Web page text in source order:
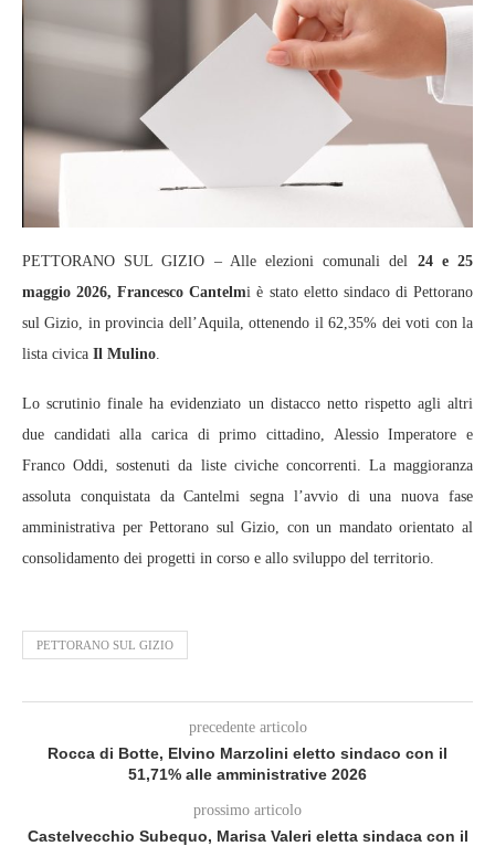
PETTORANO SUL GIZIO – Alle elezioni comunali del
24 e 25
maggio 2026, Francesco Cantelmi è stato eletto sindaco di Pettorano
sul Gizio, in provincia dell’Aquila, ottenendo il 62,35% dei voti con la
lista civica Il Mulino
Lo scrutinio finale ha evidenziato un distacco netto rispetto agli altri
due candidati alla carica di primo cittadino, Alessio Imperatore e
Franco Oddi, sostenuti da liste civiche concorrenti. La maggioranza
assoluta conquistata da Cantelmi segna l’avvio di una nuova fase
amministrativa per Pettorano sul Gizio, con un mandato orientato al
consolidamento dei progetti in corso e allo sviluppo del territorio.
PETTORANO SUL GIZIO
precedente articolo
Rocca di Botte, Elvino Marzolini eletto sindaco con il
51,71% alle amministrative 2026
prossimo articolo
Castelvecchio Subequo, Marisa Valeri eletta sindaca con il